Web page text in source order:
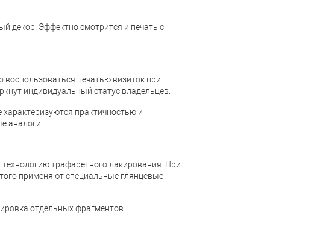
декор. Эффектно смотрится и печать с
воспользоваться печатью визиток при
индивидуальный статус владельцев.
практичностью и
аналоги.
трафаретного лакирования. При
применяют специальные глянцевые
отдельных фрагментов.